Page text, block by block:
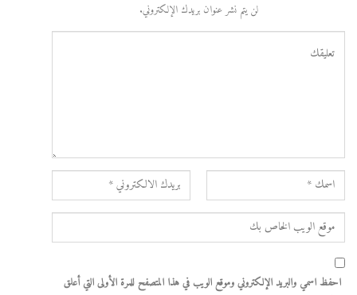
لن يتم نشر عنوان بريدك الإلكتروني.
احفظ اسمي والبريد الإلكتروني وموقع الويب في هذا المتصفح للمرة الأولى التي أعلق